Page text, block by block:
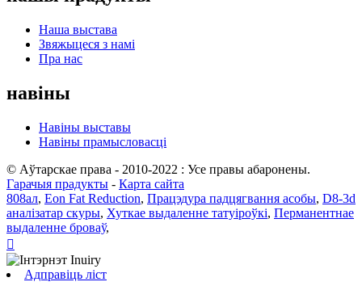
Наша выстава
Звяжыцеся з намі
Пра нас
навіны
Навіны выставы
Навіны прамысловасці
© Аўтарскае права - 2010-2022 : Усе правы абаронены.
Гарачыя прадукты - Карта сайта
808ал, Eon Fat Reduction, Працэдура падцягвання асобы, D8-3d
аналізатар скуры, Хуткае выдаленне татуіроўкі, Перманентнае
выдаленне броваў,

Адправіць ліст